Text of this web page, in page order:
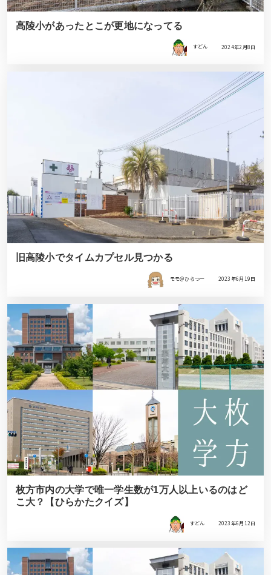
高陵小があったとこが更地になってる
すどん 2024年2月8日
旧高陵小でタイムカプセル見つかる
モモ＠ひらつー 2023年6月19日
枚方市内の大学で唯一学生数が1万人以上いるのはど
こ大？【ひらかたクイズ】
すどん 2023年6月12日